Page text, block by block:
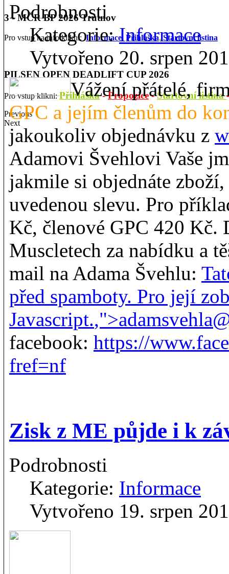
3 - MČR BP 2026 Trutnov
Pro vstup na info klikni: Informace, Přihláška, Startovní listina
PILSEN OPEN DEADLIFT CUP 2026
Pro vstup klikni:Přihláška-Propozice-Startovní listina
Previous
Next
Podrobnosti
Kategorie:Informace
Vytvořeno 20. srpen
Vážení přátelé,
GPC a jejím členům do
jakoukoliv objednávku z
Adamovi Švehlovi Vaše
jakmile si objednáte
uvedenou slevu. Pro
Kč, členové GPC 420 Kč.
Muscletech za nabídku a
mail na Adama Švehlu:
před spamboty. Pro její
Javascript.,">
facebook: https://
fref=nf
Zisk z ME půjde i k
Podrobnosti
Kategorie: Informace
Vytvořeno 19. srpen